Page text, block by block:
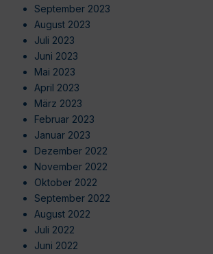
September 2023
August 2023
Juli 2023
Juni 2023
Mai 2023
April 2023
März 2023
Februar 2023
Januar 2023
Dezember 2022
November 2022
Oktober 2022
September 2022
August 2022
Juli 2022
Juni 2022